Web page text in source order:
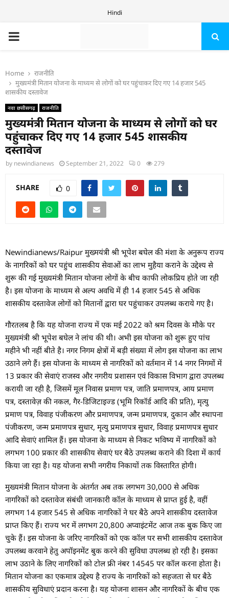
Hindi
PRIMARY
Home
राजनीति
मुख्यमंत्री मितान योजना के माध्यम से लोगों को घर पहुंचाकर दिए गए 14 हजार 545
शासकीय दस्तावेज
नवा छत्तीसगढ़ राजनीति
मुख्यमंत्री मितान योजना के माध्यम से लोगों को घर
पहुंचाकर दिए गए 14 हजार 545 शासकीय
दस्तावेज
by newindianews September 21, 2022 0 279
SHARE 0
Newindianews/Raipur मुख्मयंत्री श्री भूपेश बघेल की मंशा के अनुरूप राज्य
के नागरिकों को घर पहुंच शासकीय सेवाओं का लाभ मुहैया कराने के उद्देश्य से
शुरू की गई मुख्यमंत्री मितान योजना लोगों के बीच काफी लोकप्रिय होते जा रही
है। इस योजना के माध्यम से अल्प अवधि में ही 14 हजार 545 से अधिक
शासकीय दस्तावेज लोगों को मितानों द्वारा घर पहुंचाकर उपलब्ध कराये गए है।
गौरतलब है कि यह योजना राज्य में एक मई 2022 को श्रम दिवस के मौके पर
मुख्यमंत्री श्री भूपेश बघेल ने लांच की थी। अभी इस योजना को शुरू हुए पांच
महीने भी नहीं बीते है। नगर निगम क्षेत्रों में बड़ी संख्या में लोग इस योजना का लाभ
उठाने लगे हैं। इस योजना के माध्यम से नागरिकों को वर्तमान में 14 नगर निगमों में
13 प्रकार की सेवाएं राजस्व और नगरीय प्रशासन एवं विकास विभाग द्वारा उपलब्ध
करायी जा रही है, जिसमें मूल निवास प्रमाण पत्र, जाति प्रमाणपत्र, आय प्रमाण
पत्र, दस्तावेज़ की नकल, गैर-डिजिटाइज्ड (भूमि रिकॉर्ड आदि की प्रति), मृत्यु
प्रमाण पत्र, विवाह पंजीकरण और प्रमाणपत्र, जन्म प्रमाणपत्र, दुकान और स्थापना
पंजीकरण, जन्म प्रमाणपत्र सुधार, मृत्यु प्रमाणपत्र सुधार, विवाह प्रमाणपत्र सुधार
आदि सेवाएं शामिल हैं। इस योजना के माध्यम से निकट भविष्य में नागरिकों को
लगभग 100 प्रकार की शासकीय सेवाएं घर बैठे उपलब्ध कराने की दिशा में कार्य
किया जा रहा है। यह योजना सभी नगरीय निकायों तक विस्तारित होगी।
मुख्यमंत्री मितान योजना के अंतर्गत अब तक लगभग 30,000 से अधिक
नागरिकों को दस्तावेज संबंधी जानकारी कॉल के माध्यम से प्राप्त हुई है, वहीं
लगभग 14 हजार 545 से अधिक नागरिकों ने घर बैठे अपने शासकीय दस्तावेज
प्राप्त किए हैं। राज्य भर में लगभग 20,800 अप्वाइंटमेंट आज तक बुक किए जा
चुके हैं। इस योजना के जरिए नागरिकों को एक कॉल पर सभी शासकीय दस्तावेज
उपलब्ध करवाने हेतु अपॉइनमेंट बुक करने की सुविधा उपलब्ध हो रही है। इसका
लाभ उठाने के लिए नागरिकों को टोल फ्री नंबर 14545 पर कॉल करना होता है।
मितान योजना का एकमात्र उद्देश्य है राज्य के नागरिकों को सहजता से घर बैठे
शासकीय सुविधाएं प्रदान करना है। यह योजना शासन और नागरिकों के बीच एक